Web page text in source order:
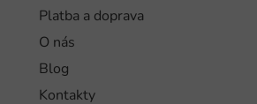
Platba a doprava
O nás
Blog
Kontakty